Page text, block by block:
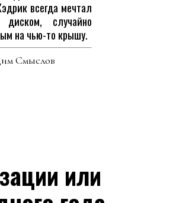
всегда мечтал
диском, случайно
на чью-то крышу.
Смыслов
или